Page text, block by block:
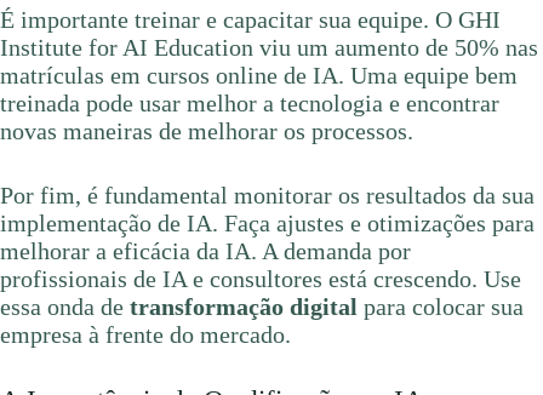
É importante treinar e capacitar sua equipe. O GHI
Institute for AI Education viu um aumento de 50% nas
matrículas em cursos online de IA. Uma equipe bem
treinada pode usar melhor a tecnologia e encontrar
novas maneiras de melhorar os processos.
Por fim, é fundamental monitorar os resultados da sua
implementação de IA. Faça ajustes e otimizações para
melhorar a eficácia da IA. A demanda por
profissionais de IA e consultores está crescendo. Use
essa onda de transformação digital para colocar sua
empresa à frente do mercado.